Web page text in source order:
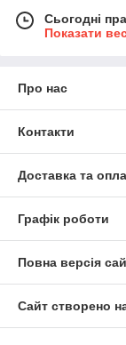
Сьогодні
Показати
Про нас
Контакти
Доставка та
Графік роботи
Повна версія
Сайт створено